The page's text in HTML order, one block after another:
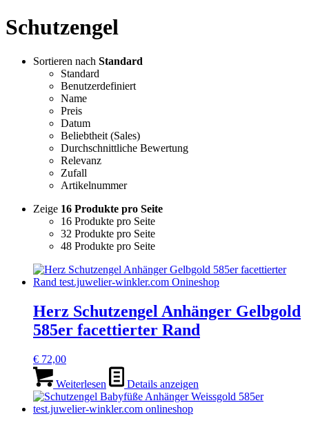
Schutzengel
Sortieren nach Standard
Standard
Benutzerdefiniert
Name
Preis
Datum
Beliebtheit (Sales)
Durchschnittliche Bewertung
Relevanz
Zufall
Artikelnummer
Zeige 16 Produkte pro Seite
16 Produkte pro Seite
32 Produkte pro Seite
48 Produkte pro Seite
Herz Schutzengel Anhänger Gelbgold
585er facettierter Rand
€ 72,00
Weiterlesen Details anzeigen